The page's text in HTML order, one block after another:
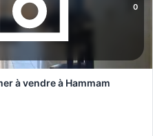
0
à vendre à Hammam